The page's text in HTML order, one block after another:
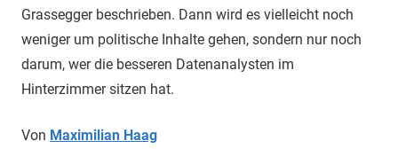
Grassegger beschrieben. Dann wird es vielleicht noch
weniger um politische Inhalte gehen, sondern nur noch
darum, wer die besseren Datenanalysten im
Hinterzimmer sitzen hat.
Von Maximilian Haag